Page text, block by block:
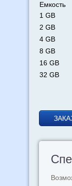
Емкость
1 GB
2 GB
4 GB
8 GB
16 GB
32 GB